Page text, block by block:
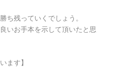
ち残っていくでしょう。
いお手本を示して頂いたと思
ます】